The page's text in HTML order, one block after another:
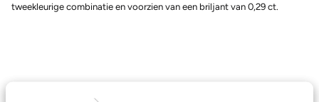
tweekleurige combinatie en voorzien van een briljant van 0,29 ct.